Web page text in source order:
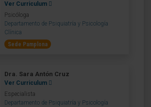
Ver Curriculum
Psicóloga
Departamento de Psiquiatría y Psicología
Clínica
Sede Pamplona
Dra. Sara Antón Cruz
Ver Curriculum
Especialista
Departamento de Psiquiatría y Psicología